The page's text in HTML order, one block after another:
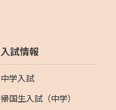
入試情報
中学入試
帰国生入試（中学）